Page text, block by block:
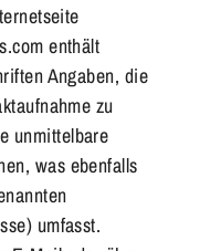
enthält
Angaben, die
zu
unmittelbare
was ebenfalls
umfasst.